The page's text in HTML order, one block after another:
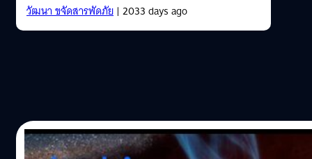
วัฒนา ขจัดสารพัดภัย| 2033 days ago
06/07/2020